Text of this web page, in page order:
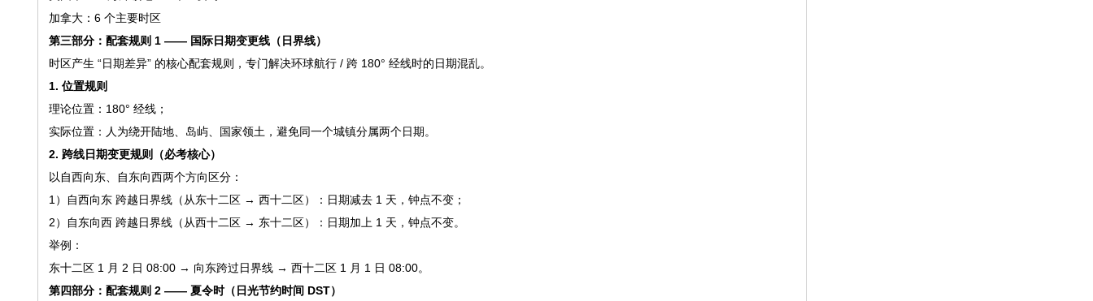
加拿大：6 个主要时区
第三部分：配套规则 1 —— 国际日期变更线（日界线）
时区产生 “日期差异” 的核心配套规则，专门解决环球航行 / 跨 180° 经线时的日期混乱。
1. 位置规则
理论位置：180° 经线；
实际位置：人为绕开陆地、岛屿、国家领土，避免同一个城镇分属两个日期。
2. 跨线日期变更规则（必考核心）
以自西向东、自东向西两个方向区分：
1）自西向东 跨越日界线（从东十二区 → 西十二区）：日期减去 1 天，钟点不变；
2）自东向西 跨越日界线（从西十二区 → 东十二区）：日期加上 1 天，钟点不变。
举例：
东十二区 1 月 2 日 08:00 → 向东跨过日界线 → 西十二区 1 月 1 日 08:00。
第四部分：配套规则 2 —— 夏令时（日光节约时间 DST）